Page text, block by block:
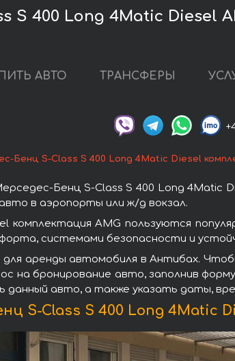
S 400 Long 4Matic Diesel
АВТО ТРАНСФЕРЫ
Бенц S-Class S 400 Long 4Matic Diesel
Бенц S-Class S 400 Long 4Matic
в аэропорты или ж/д вокзал.
комплектация AMG пользуются
системами безопасности и
аренды автомобиля в Антибах.
на бронирование авто, заполнив
авто, а также указать даты,
S-Class S 400 Long 4Matic